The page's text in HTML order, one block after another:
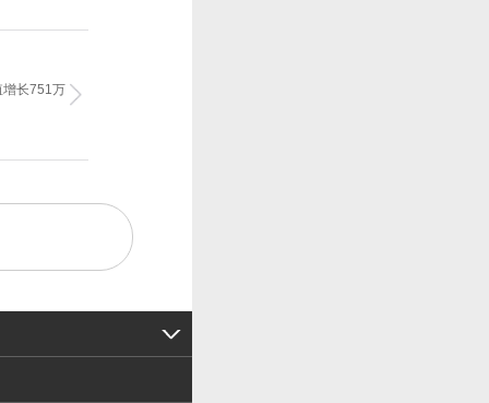
长751万